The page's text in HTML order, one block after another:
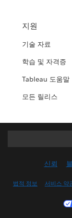
지원
기술 자료
학습 및 자격증
Tableau 도움말
모든 릴리스
신뢰
법적 정보 서비스 약